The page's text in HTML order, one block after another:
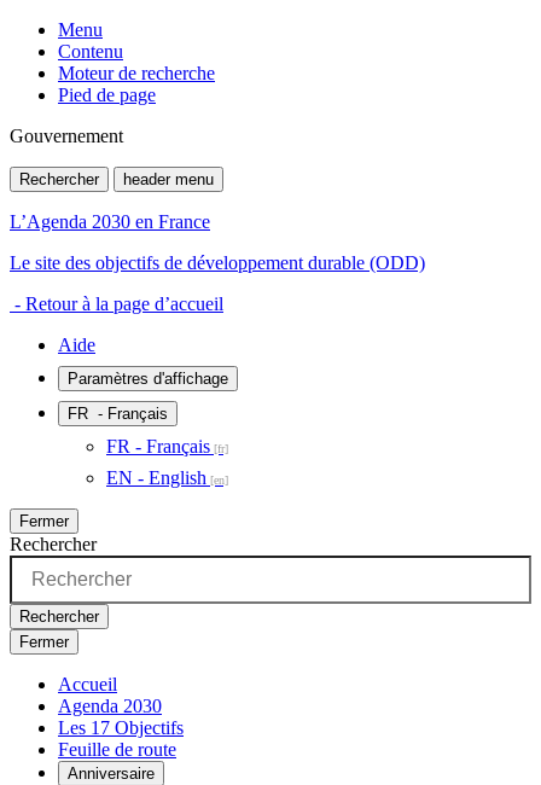
Menu
Contenu
Moteur de recherche
Pied de page
Gouvernement
Rechercher header menu
L’Agenda 2030 en France
Le site des objectifs de développement durable (ODD)
- Retour à la page d’accueil
Aide
Paramètres d'affichage
FR - Français
FR - Français
EN - English
Fermer
Rechercher
Rechercher
Fermer
Accueil
Agenda 2030
Les 17 Objectifs
Feuille de route
Anniversaire